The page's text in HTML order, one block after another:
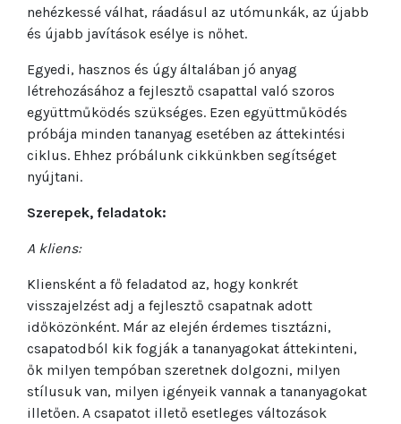
nehézkessé válhat, ráadásul az utómunkák, az újabb
és újabb javítások esélye is nőhet.
Egyedi, hasznos és úgy általában jó anyag
létrehozásához a fejlesztő csapattal való szoros
együttműködés szükséges. Ezen együttműködés
próbája minden tananyag esetében az áttekintési
ciklus. Ehhez próbálunk cikkünkben segítséget
nyújtani.
Szerepek, feladatok:
A kliens:
Kliensként a fő feladatod az, hogy konkrét
visszajelzést adj a fejlesztő csapatnak adott
időközönként. Már az elején érdemes tisztázni,
csapatodból kik fogják a tananyagokat áttekinteni,
ők milyen tempóban szeretnek dolgozni, milyen
stílusuk van, milyen igényeik vannak a tananyagokat
illetően. A csapatot illető esetleges változások